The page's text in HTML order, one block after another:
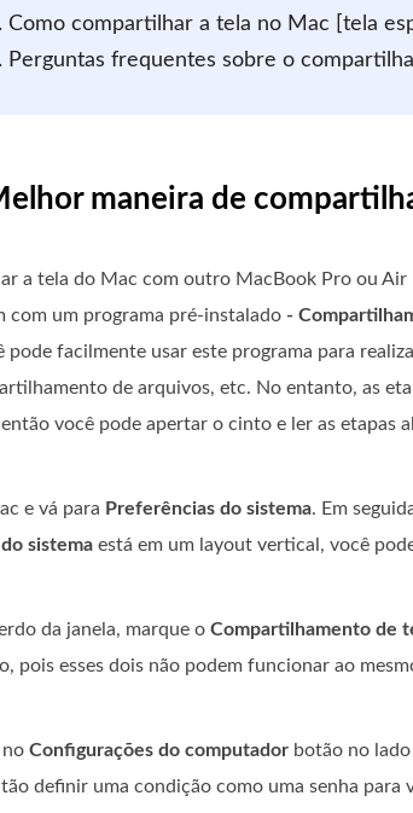
Como compartilhar a tela no Mac [tela
Perguntas frequentes sobre o
maneira de
a tela do Mac com outro MacBook Pro ou
com um programa pré-instalado -
pode facilmente usar este programa para
de arquivos, etc. No entanto, as
você pode apertar o cinto e ler as etapas
e vá para Preferências do sistema. Em
sistema está em um layout vertical, você
da janela, marque o Compartilhamento de
pois esses dois não podem funcionar ao
Configurações do computador botão no
definir uma condição como uma senha para